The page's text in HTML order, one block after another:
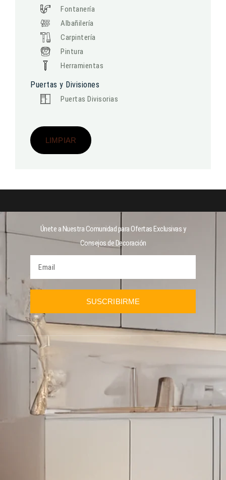
Fontanería
Albañilería
Carpintería
Pintura
Herramientas
Puertas y Divisiones
Puertas Divisorias
LIMPIAR
Únete a Nuestra Comunidad para Ofertas Exclusivas y
Consejos de Decoración
SUSCRIBIRME